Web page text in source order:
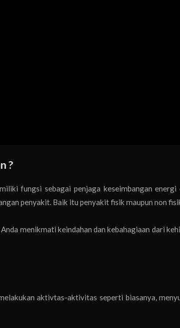
?
fungsi sebagai penjaga keseimbangan energi
penyakit. Baik itu penyakit fisik maupun non
menikmati keindahan dan kebahagiaan dari
aktivtas-aktivitas seperti biasanya,